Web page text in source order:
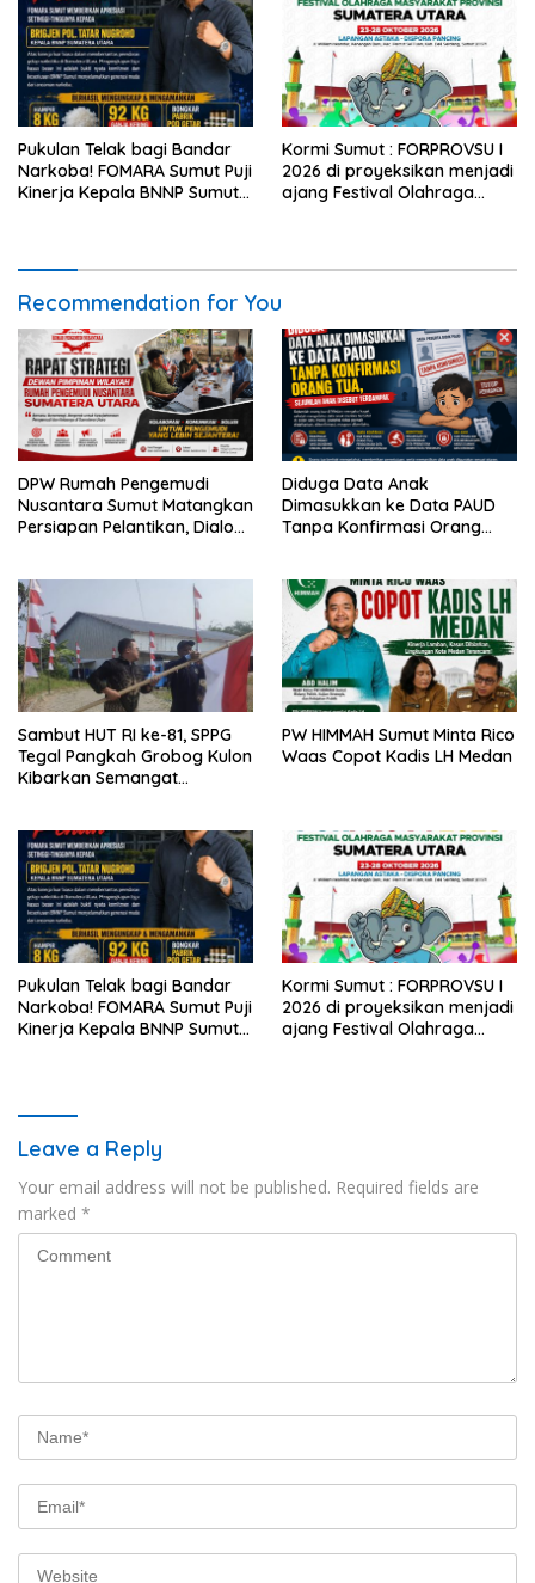
Pukulan Telak bagi Bandar
Narkoba! FOMARA Sumut Puji
Kinerja Kepala BNNP Sumut
Kormi Sumut : FORPROVSU I
2026 di proyeksikan menjadi
ajang Festival Olahraga
Recommendation for You
DPW Rumah Pengemudi
Nusantara Sumut Matangkan
Persiapan Pelantikan, Dialog
Diduga Data Anak
Dimasukkan ke Data PAUD
Tanpa Konfirmasi Orang
Sambut HUT RI ke-81, SPPG
Tegal Pangkah Grobog Kulon
Kibarkan Semangat
PW HIMMAH Sumut Minta Rico
Waas Copot Kadis LH Medan
Pukulan Telak bagi Bandar
Narkoba! FOMARA Sumut Puji
Kinerja Kepala BNNP Sumut
Kormi Sumut : FORPROVSU I
2026 di proyeksikan menjadi
ajang Festival Olahraga
Leave a Reply
Your email address will not be published. Required fields are
marked *